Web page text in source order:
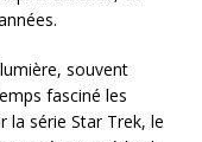
souvent
fasciné les
la série Star Trek, le